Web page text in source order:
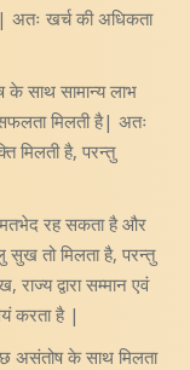
| अतः खर्च की अधिकता
के साथ सामान्य लाभ
सफलता मिलती है| अतः
मिलती है, परन्तु
मतभेद रह सकता है और
तो मिलता है, परन्तु
द्वारा सम्मान एवं
करता है |
असंतोष के साथ मिलता